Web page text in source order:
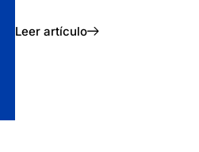
Leer artículo